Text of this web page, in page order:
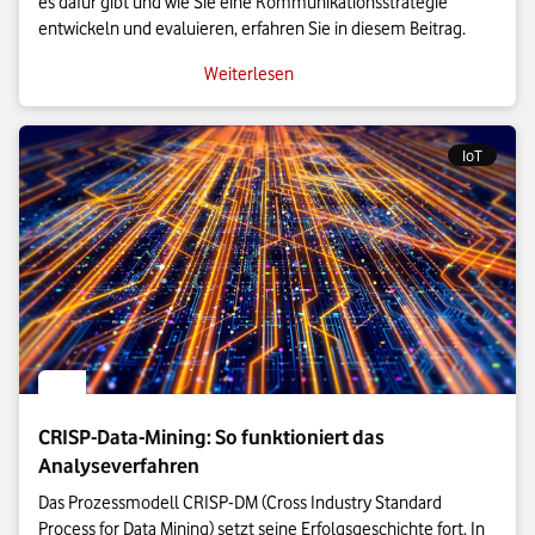
entwickeln und evaluieren, erfahren Sie in diesem Beitrag.
Weiterlesen
IoT
CRISP-Data-Mining: So funktioniert das
Analyseverfahren
Das Prozessmodell CRISP-DM (Cross Industry Standard
Process for Data Mining) setzt seine Erfolgsgeschichte fort. In